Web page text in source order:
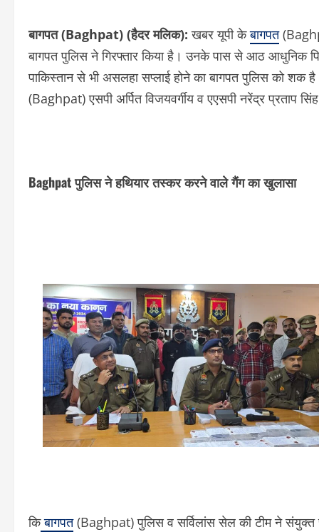
बागपत (Baghpat) (हैदर मलिक): खबर यूपी केबागपत
बागपत पुलिस ने गिरफ्तार किया है। उनके पास से आठ आधुनिक
पाकिस्तान से भी असलहा सप्लाई होने का बागपत पुलिस को शक
(Baghpat) एसपी अर्पित विजयवर्गीय व एएसपी नरेंद्र प्रताप
Baghpat पुलिस ने हथियार तस्कर करने वाले गैंग का खुलासा
किबागपत(Baghpat) पुलिस व सर्विलांस सेल की टीम ने संयुक्त